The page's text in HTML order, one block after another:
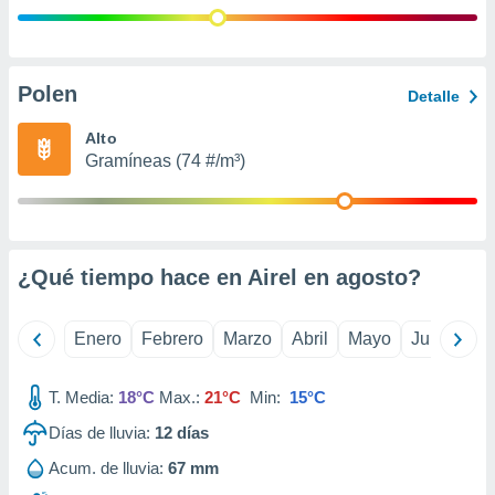
su
momento
en
un
o acceder
datos
Polen Detalle
Alto
Gramíneas (74 #/m³)
¿Qué tiempo hace en Airel en agosto?
Enero Febrero Marzo Abril Mayo Junio
T. Media: 18°C Max.: 21°C Min: 15°C
Días de lluvia: 12 días
Acum. de lluvia: 67 mm